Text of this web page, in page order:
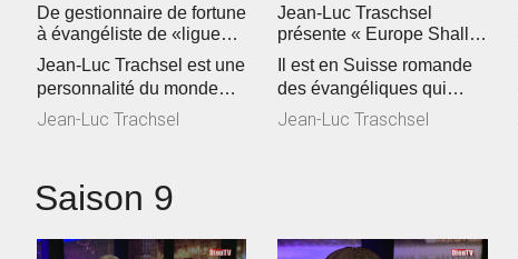
De gestionnaire de fortune
à évangéliste de «ligue
européenne"
Jean-Luc Trachsel est une
personnalité du monde
évangélique de Suisse
Jean-Luc Trachsel
Jean-Luc Traschsel
présente « Europe Shall
Be Saved »
Il est en Suisse romande
des évangéliques qui
voient grand. Jean-Luc
Jean-Luc Traschsel
Saison 9